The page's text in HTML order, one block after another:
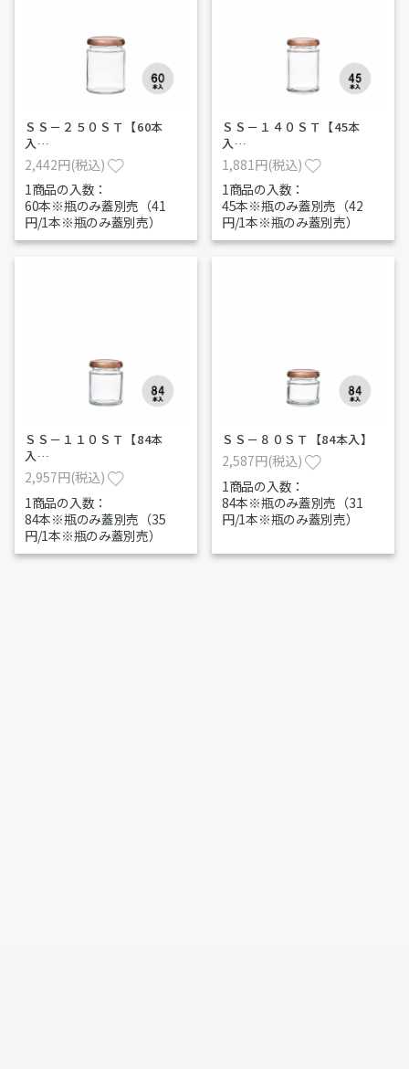
ＳＳ－２５０ＳＴ【60本
入…
2,442円(税込)
1商品の入数：
60本※瓶のみ蓋別売（41
円/1本※瓶のみ蓋別売）
ＳＳ－１４０ＳＴ【45本
入…
1,881円(税込)
1商品の入数：
45本※瓶のみ蓋別売（42
円/1本※瓶のみ蓋別売）
ＳＳ－１１０ＳＴ【84本
入…
2,957円(税込)
1商品の入数：
84本※瓶のみ蓋別売（35
円/1本※瓶のみ蓋別売）
ＳＳ－８０ＳＴ【84本入】
2,587円(税込)
1商品の入数：
84本※瓶のみ蓋別売（31
円/1本※瓶のみ蓋別売）